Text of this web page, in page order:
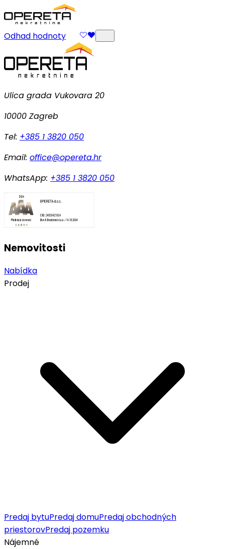
Odhad hodnoty
Ulica grada Vukovara 20
10000 Zagreb
Tel: +385 1 3820 050
Email: office@opereta.hr
WhatsApp: +385 1 3820 050
Nemovitosti
Nabídka
Prodej
Predaj bytuPredaj domuPredaj obchodných
priestorovPredaj pozemku
Nájemné